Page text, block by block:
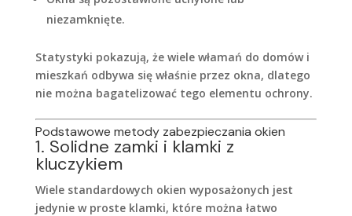
niezamknięte.
Statystyki pokazują, że wiele włamań do domów i
mieszkań odbywa się właśnie przez okna, dlatego
nie można bagatelizować tego elementu ochrony.
Podstawowe metody zabezpieczania okien
1. Solidne zamki i klamki z
kluczykiem
Wiele standardowych okien wyposażonych jest
jedynie w proste klamki, które można łatwo